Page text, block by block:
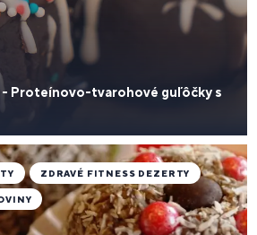
- Proteínovo-tvarohové guľôčky s
ZDRAVÉ FITNESS DEZERTY